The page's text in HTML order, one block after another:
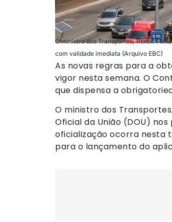
O ministro dos Transportes, Renan
com validade imediata (Arquivo EBC)
As novas regras para a
vigor nesta semana. O
que dispensa a
O ministro dos
Oficial da União (DOU)
oficialização ocorra nesta
para o lançamento do